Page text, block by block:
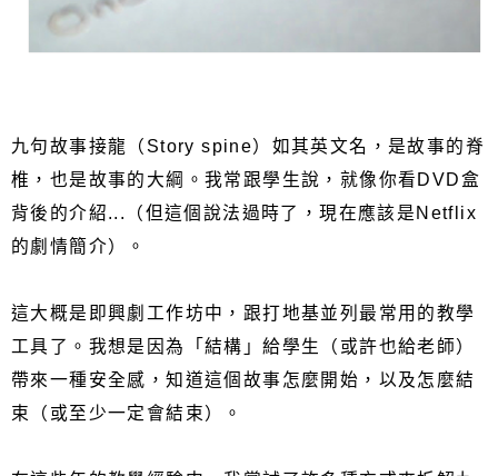
九句故事接龍（Story spine）如其英文名，是故事的脊
椎，也是故事的大綱。我常跟學生說，就像你看DVD盒
背後的介紹...（但這個說法過時了，現在應該是Netflix
的劇情簡介）。
這大概是即興劇工作坊中，跟打地基並列最常用的教學
工具了。我想是因為「結構」給學生（或許也給老師）
帶來一種安全感，知道這個故事怎麼開始，以及怎麼結
束（或至少一定會結束）。